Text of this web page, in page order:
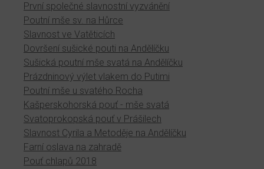
První společné slavnostní vyzvánění
Poutní mše sv. na Hůrce
Slavnost ve Vatěticích
Dovršení sušické pouti na Andělíčku
Sušická poutní mše svatá na Andělíčku
Prázdninový výlet vlakem do Putimi
Poutní mše u svatého Rocha
Kašperskohorská pouť - mše svatá
Svatoprokopská pouť v Prášilech
Slavnost Cyrila a Metoděje na Andělíčku
Farní oslava na zahradě
Pouť chlapů 2018